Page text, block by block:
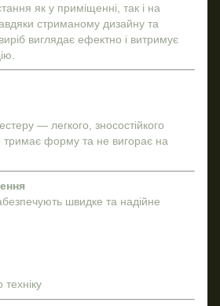
як у приміщенні, так і на
стриманому дизайну та
виглядає ефектно і витримує
— легкого, зносостійкого
тримає форму та не вигорає на
швидке та надійне